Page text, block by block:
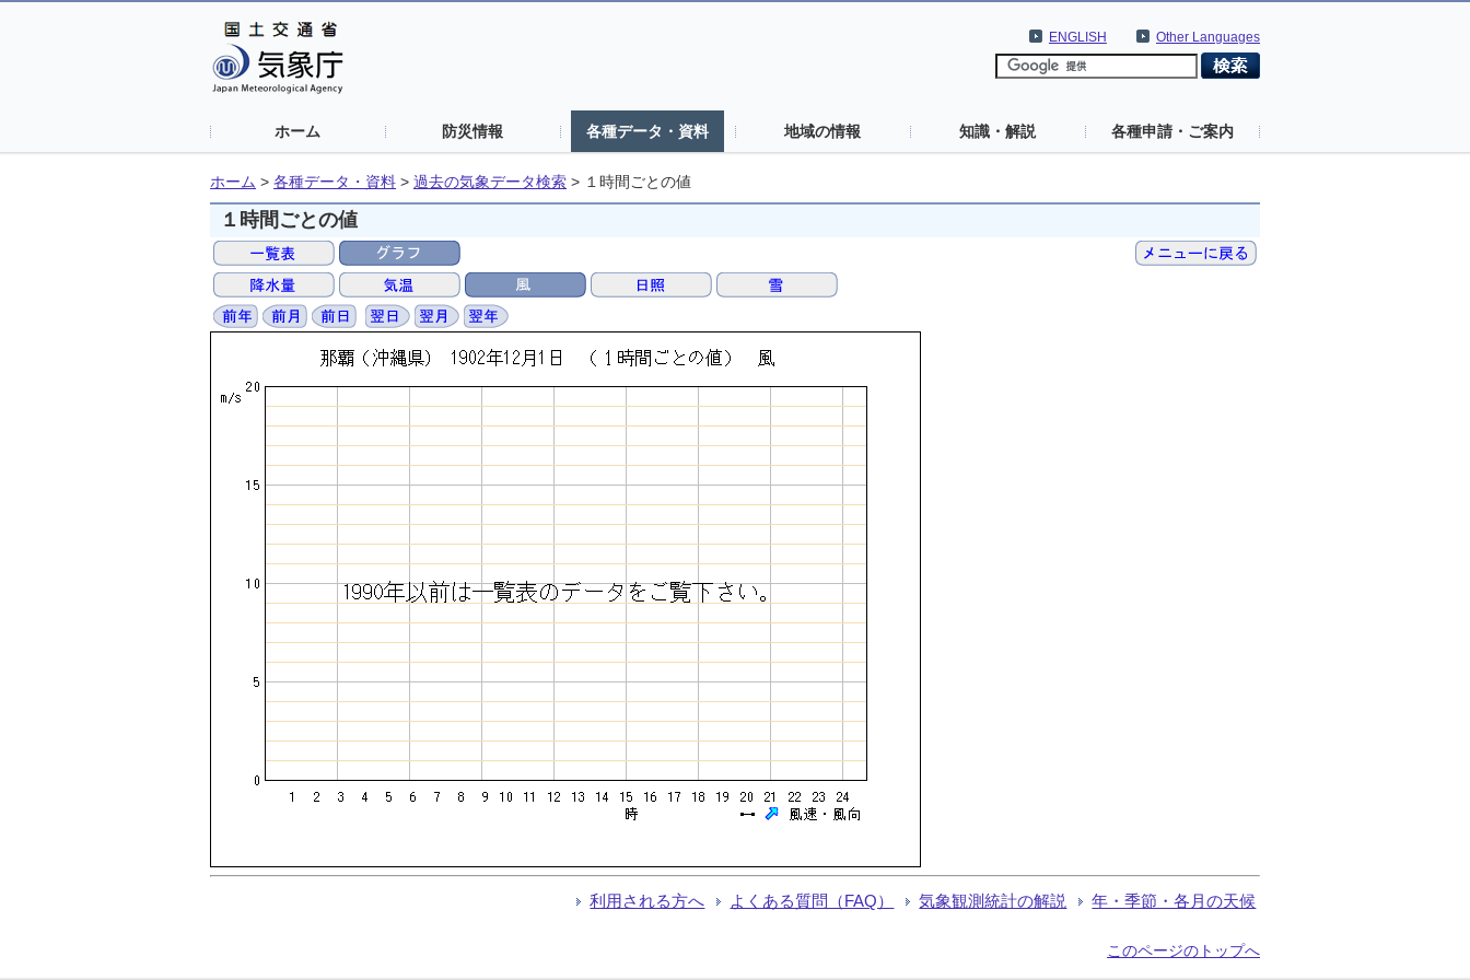
Other Languages
ENGLISH
ホーム 防災情報 各種データ・資料 地域の情報 知識・解説 各種申請・ご案内
ホーム > 各種データ・資料 > 過去の気象データ検索 > １時間ごとの値
１時間ごとの値
利用される方へ よくある質問（FAQ） 気象観測統計の解説 年・季節・各月の天候
このページのトップへ